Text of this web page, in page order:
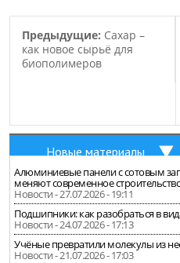
Предыдущие: Сахар –
как новое сырьё для
биополимеров
Новые материалы
Алюминиевые панели с сотовым
меняют современное
Новости - 27.07.2026 - 19:11
Подшипники: как разобраться в
Новости - 24.07.2026 - 17:13
Учёные превратили молекулы из
Новости - 21.07.2026 - 17:03